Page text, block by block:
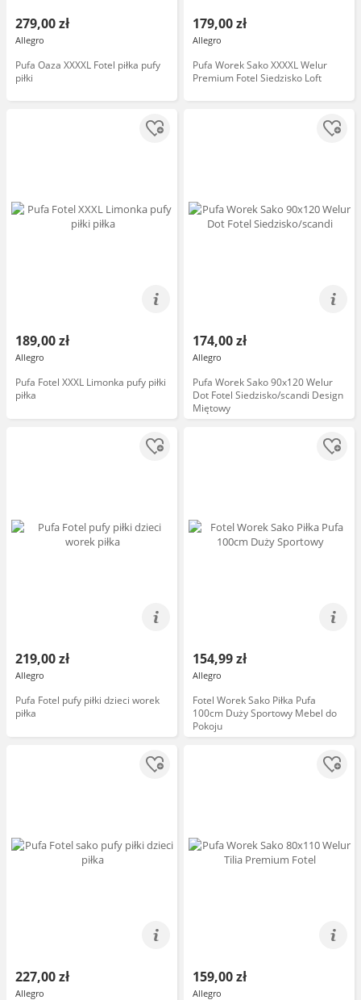
279,00 zł
Allegro
Pufa Oaza XXXXL Fotel piłka pufy
piłki
179,00 zł
Allegro
Pufa Worek Sako XXXXL Welur
Premium Fotel Siedzisko Loft
189,00 zł
Allegro
Pufa Fotel XXXL Limonka pufy piłki
piłka
174,00 zł
Allegro
Pufa Worek Sako 90x120 Welur
Dot Fotel Siedzisko/scandi Design
Miętowy
219,00 zł
Allegro
Pufa Fotel pufy piłki dzieci worek
piłka
154,99 zł
Allegro
Fotel Worek Sako Piłka Pufa
100cm Duży Sportowy Mebel do
Pokoju
227,00 zł
Allegro
159,00 zł
Allegro